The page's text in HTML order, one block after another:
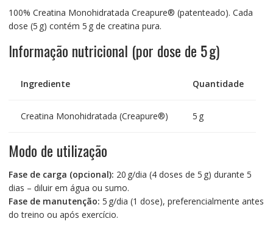
100% Creatina Monohidratada Creapure® (patenteado). Cada
dose (5 g) contém 5 g de creatina pura.
Informação nutricional (por dose de 5 g)
Ingrediente Quantidade
Creatina Monohidratada (Creapure®) 5 g
Modo de utilização
Fase de carga (opcional): 20 g/dia (4 doses de 5 g) durante 5
dias – diluir em água ou sumo.
Fase de manutenção: 5 g/dia (1 dose), preferencialmente antes
do treino ou após exercício.